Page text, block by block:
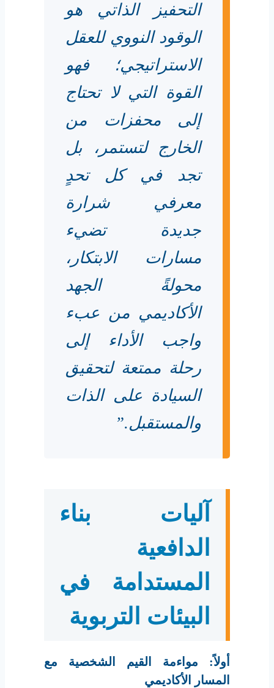
التحفيز الذاتي هو
الوقود النووي للعقل
الاستراتيجي؛ فهو
القوة التي لا تحتاج
إلى محفزات من
الخارج لتستمر، بل
تجد في كل تحدٍ
معرفي شرارة
جديدة تضيء
مسارات الابتكار،
محولةً الجهد
الأكاديمي من عبء
واجب الأداء إلى
رحلة ممتعة لتحقيق
السيادة على الذات
والمستقبل.”
آليات بناء
الدافعية
المستدامة في
البيئات التربوية
أولاً: مواءمة القيم الشخصية مع
المسار الأكاديمي